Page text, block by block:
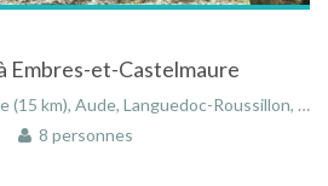
Embres-et-Castelmaure
Aude, Languedoc-Roussillon, Occitanie, France
8 personnes